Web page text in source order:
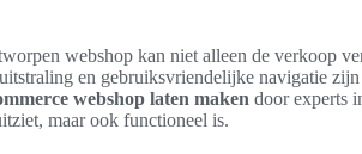
webshop kan niet alleen de verkoop
en gebruiksvriendelijke navigatie zijn
webshop laten maken door experts
maar ook functioneel is.